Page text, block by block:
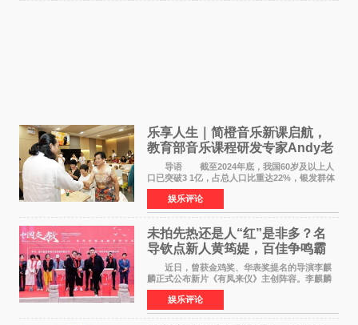
乐享人生｜简橙音乐新课启航，
教育部音乐课程研发专家Andy老
师重磅入驻领航银龄琴声
导语 截至2024年底，我国60岁及以上人
口已突破3 1亿，占总人口比重达22%，银发群体
的精神文化需求日益凸显。2024年1月，国务院办
公厅印发《关于发展银发经济增进老年人福祉的
意见》——这是
娱乐评论
未拍先热还是人“红”是非多？名
导钦点新人黄筠媞，百佳争鸣霸
气回应
近日，曾获金鸡奖、华表奖提名的导演李麒
麟正式公布新片《有凤来仪》主创阵容。李麒麟
早年凭电影《华容道》获得金鸡奖、华表奖提
名，此后长期参与国内外电影制作，其担任制片
人参与的作品亦曾
娱乐评论